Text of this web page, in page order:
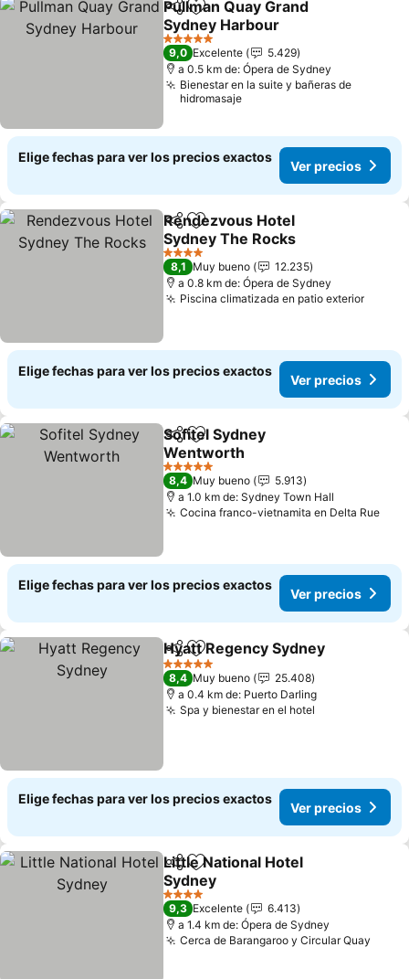
CompartirAgregar a favoritos
Pullman Quay Grand
Sydney Harbour
5 Estrellas
9,0 Excelente
5.429
a 0.5 km de: Ópera de Sydney
Bienestar en la suite y bañeras de
hidromasaje
Elige fechas para ver los precios exactos
Ver precios
CompartirAgregar a favoritos
Rendezvous Hotel
Sydney The Rocks
4 Estrellas
8,1 Muy bueno
12.235
a 0.8 km de: Ópera de Sydney
Piscina climatizada en patio exterior
Elige fechas para ver los precios exactos
Ver precios
CompartirAgregar a favoritos
Sofitel Sydney
Wentworth
5 Estrellas
8,4 Muy bueno
5.913
a 1.0 km de: Sydney Town Hall
Cocina franco-vietnamita en Delta Rue
Elige fechas para ver los precios exactos
Ver precios
CompartirAgregar a favoritos
Hyatt Regency Sydney
5 Estrellas
8,4 Muy bueno
25.408
a 0.4 km de: Puerto Darling
Spa y bienestar en el hotel
Elige fechas para ver los precios exactos
Ver precios
CompartirAgregar a favoritos
Little National Hotel
Sydney
4 Estrellas
9,3 Excelente
6.413
a 1.4 km de: Ópera de Sydney
Cerca de Barangaroo y Circular Quay